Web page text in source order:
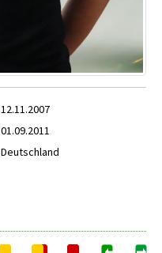
12.11.2007
01.09.2011
Deutschland